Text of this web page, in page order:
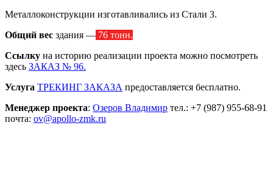
Металлоконструкции изготавливались из Стали 3.
Общий вес здания — 76 тонн.
Ссылку на историю реализации проекта можно посмотреть
здесь ЗАКАЗ № 96.
Услуга ТРЕКИНГ ЗАКАЗА предоставляется бесплатно.
Менеджер проекта: Озеров Владимир тел.: +7 (987) 955-68-91
почта: ov@apollo-zmk.ru